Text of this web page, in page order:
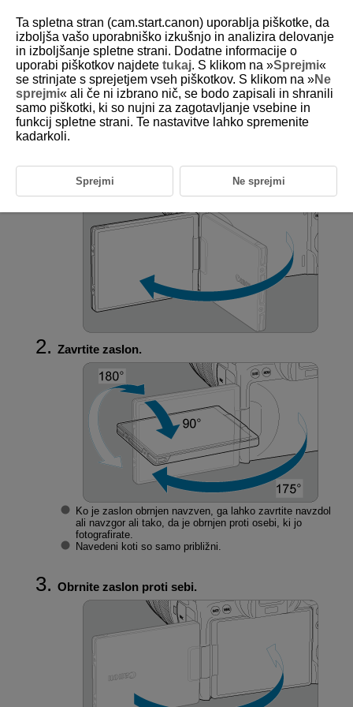
D090-016
Uporaba zaslona
Spremenite lahko usmerjenost in nagib zaslona.
Obrnite zaslon navzven.
Zavrtite zaslon.
Ko je zaslon obrnjen navzven, ga lahko zavrtite navzdol
ali navzgor ali tako, da je obrnjen proti osebi, ki jo
fotografirate.
Navedeni koti so samo približni.
Obrnite zaslon proti sebi.
Ta spletna stran (cam.start.canon) uporablja piškotke, da
izboljša vašo uporabniško izkušnjo in analizira delovanje
in izboljšanje spletne strani. Dodatne informacije o
uporabi piškotkov najdete tukaj. S klikom na »Sprejmi«
se strinjate s sprejetjem vseh piškotkov. S klikom na »Ne
sprejmi« ali če ni izbrano nič, se bodo zapisali in shranili
samo piškotki, ki so nujni za zagotavljanje vsebine in
funkcij spletne strani. Te nastavitve lahko spremenite
kadarkoli.
Sprejmi Ne sprejmi